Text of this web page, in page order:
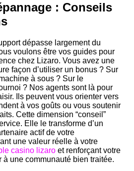
: Conseils
dépasse largement du
voulons être vos guides pour
chez Lizaro. Vous avez une
façon d’utiliser un bonus ? Sur
à sous ? Sur le
? Nos agents sont là pour
Ils peuvent vous orienter vers
à vos goûts ou vous soutenir
Cette dimension “conseil”
Elle le transforme d’un
actif de votre
une valeur réelle à votre
casino lizaro et renforçant votre
à une communauté bien traitée.